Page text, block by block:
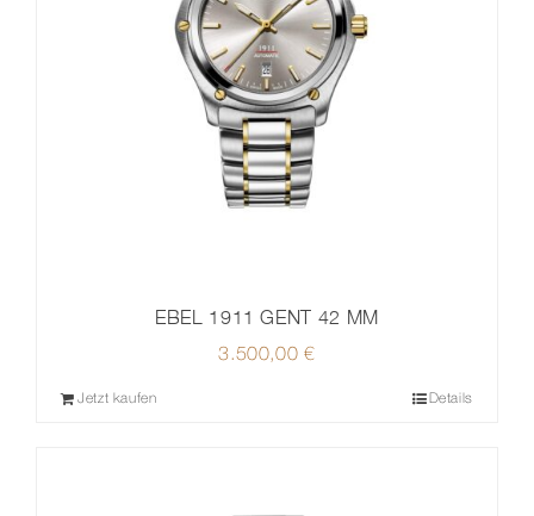
EBEL 1911 GENT 42 MM
3.500,00€
Jetzt kaufen Details